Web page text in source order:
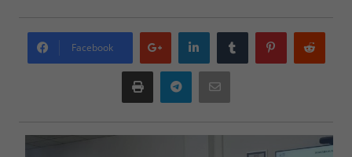
Facebook
Google
plus
LinkedIn Tumblr Pinterest
Print Telegram